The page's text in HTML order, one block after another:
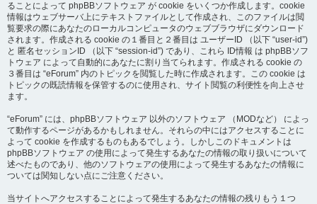
ることによって phpBBソフトウェア が cookie をいくつか作成します。cookie
情報はウェブサーバ上にテキストファイルとして作成され、このファイルは閲
覧要求の際にあなたのローカルコンピュータのウェブブラウザにダウンロード
されます。作成される cookie の１番目と２番目は ユーザーID （以下 “user-id”)
と 匿名セッションID （以下 “session-id”) であり、これら ID情報 は phpBBソフ
トウェア によって自動的にあなたに割り当てられます。作成される cookie の
３番目は “eForum” 内のトピックを閲覧した時に作成されます。この cookie は
トピックの既読情報を保管するのに使用され、サイト閲覧の利便性を向上させ
ます。
“eForum” には、phpBBソフトウェア 以外のソフトウェア （MODなど） によっ
て動作するページがあるかもしれません。それらの中にはアクセスすることに
よって cookie を作成するものもあるでしょう。しかしこのドキュメントは
phpBBソフトウェア の使用によって発生するあなたの情報の取り扱いについて
述べたものであり、他のソフトウェアの使用によって発生するあなたの情報に
ついては関知しない点にご注意ください。
当サイトへアクセスすることによって発生するあなたの情報の残りもう１つ